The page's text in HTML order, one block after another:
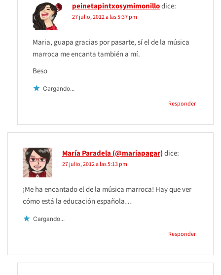
peinetapintxosymimonillodice:
27 julio, 2012 a las 5:37 pm
Maria, guapa gracias por pasarte, sí el de la música
marroca me encanta también a mí.
Beso
Cargando...
Responder
María Paradela (@mariapagar)dice:
27 julio, 2012 a las 5:13 pm
¡Me ha encantado el de la música marroca! Hay que ver
cómo está la educación española…
Cargando...
Responder